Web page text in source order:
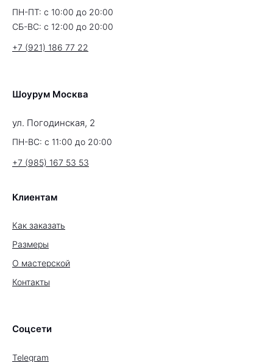
ПН-ПТ: с 10:00 до 20:00
СБ-ВС: с 12:00 до 20:00
+7 (921) 186 77 22
Шоурум Москва
ул. Погодинская, 2
ПН-ВС: с 11:00 до 20:00
+7 (985) 167 53 53
Клиентам
Как заказать
Размеры
О мастерской
Контакты
Соцсети
Telegram